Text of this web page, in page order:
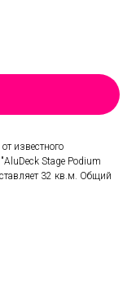
известного
Stage Podium
32 кв.м. Общий